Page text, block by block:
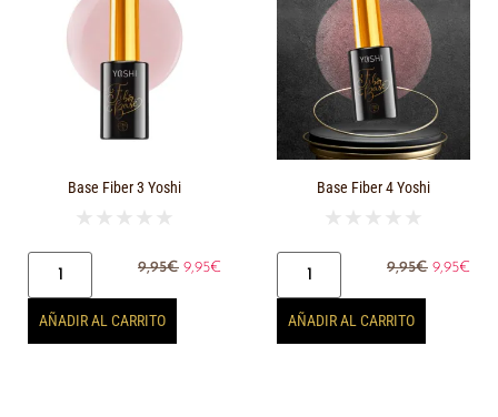
Base Fiber 3 Yoshi
★ ★ ★ ★ ★
9,95€ 9,95€
AÑADIR AL CARRITO
Base Fiber 4 Yoshi
★ ★ ★ ★ ★
9,95€ 9,95€
AÑADIR AL CARRITO